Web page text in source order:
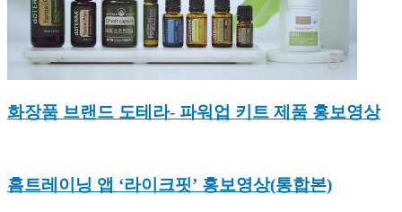
화장품 브랜드 도테라- 파워업 키트 제품 홍보영상
홈트레이닝 앱 ‘라이크핏’ 홍보영상(통합본)